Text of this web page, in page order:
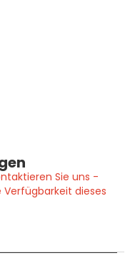
Sie uns -
dieses